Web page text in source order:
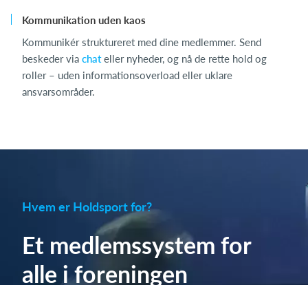
Kommunikation uden kaos
Kommunikér struktureret med dine medlemmer. Send
beskeder via chateller nyheder, og nå de rette hold og
roller – uden informationsoverload eller uklare
ansvarsområder.
Hvem er Holdsport for?
Et medlemssystem for
alle i foreningen